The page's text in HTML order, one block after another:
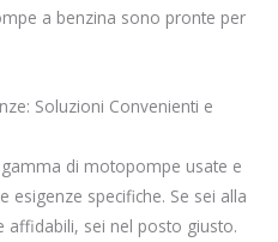
a benzina sono pronte per
Soluzioni Convenienti e
di motopompe usate e
esigenze specifiche. Se sei alla
affidabili, sei nel posto giusto.